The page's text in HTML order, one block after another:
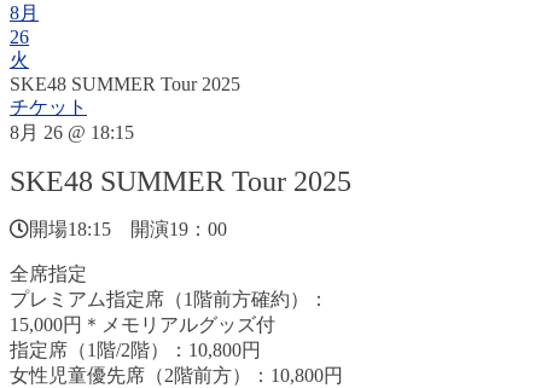
8月
26
火
SKE48 SUMMER Tour 2025
チケット
8月 26 @ 18:15
SKE48 SUMMER Tour 2025
開場18:15 開演19：00
全席指定
プレミアム指定席（1階前方確約）：
15,000円＊メモリアルグッズ付
指定席（1階/2階）：10,800円
女性児童優先席（2階前方）：10,800円